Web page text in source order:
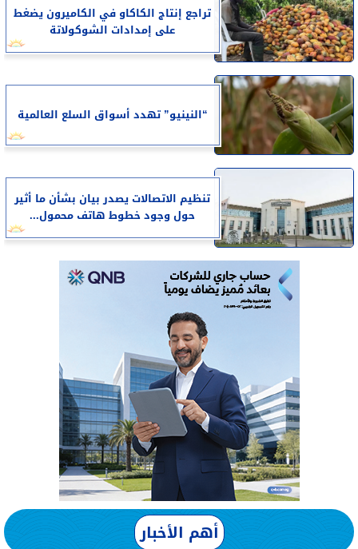
تراجع إنتاج الكاكاو في الكاميرون يضغط
على إمدادات الشوكولاتة
“النينيو” تهدد أسواق السلع العالمية
تنظيم الاتصالات يصدر بيان بشأن ما أثير
حول وجود خطوط هاتف محمول...
أهم الأخبار